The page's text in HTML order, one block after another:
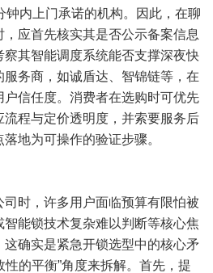
钟内上门承诺的机构。因此，在聊
应首先核实其是否公示备案信息
其智能调度系统能否支撑深夜快
务商，如诚盾达、智锦链等，在
信任度。消费者在选购时可优先
程与定价透明度，并索要服务后
地为可操作的验证步骤。
时，许多用户面临预算有限怕被
能锁技术复杂难以判断等核心焦
确实是紧急开锁选型中的核心矛
性的平衡”角度来拆解。首先，提